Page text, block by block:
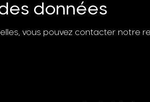
données
vous pouvez contacter notre